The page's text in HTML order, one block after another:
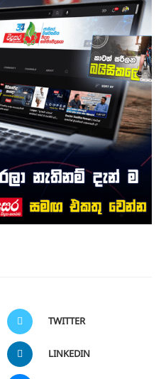
TWITTER
LINKEDIN